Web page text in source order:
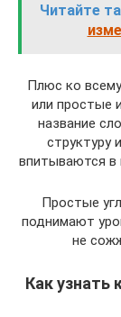
Читайте
Плюс ко
или простые
название
структуру
впитываются в
Простые
поднимают
не
Как узнать